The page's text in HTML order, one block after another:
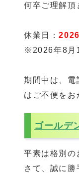
何卒ご理解頂
休業日：
※2026年8月
期間中は、電
はご不便をお
ゴールデ
平素は格別の
さて、誠に